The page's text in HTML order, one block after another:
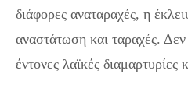
διάφορες αναταραχές, η
αναστάτωση και ταραχές.
έντονες λαϊκές διαμαρτυρίες